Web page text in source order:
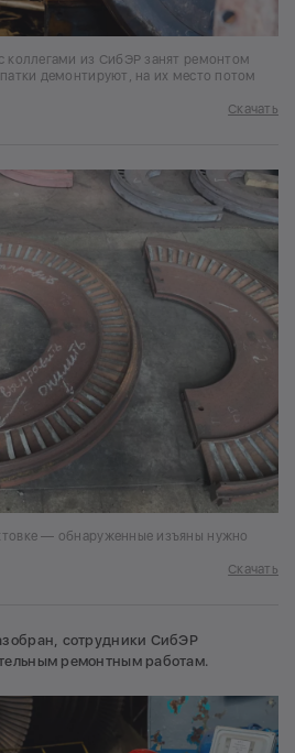
коллегами из СибЭР занят ремонтом
демонтируют, на их место потом
Скачать
— обнаруженные изъяны нужно
Скачать
сотрудники СибЭР
ремонтным работам.